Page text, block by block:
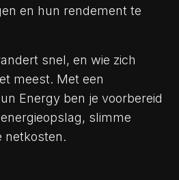
en hun rendement te
snel, en wie zich
meest. Met een
Energy ben je voorbereid
slimme
netkosten.